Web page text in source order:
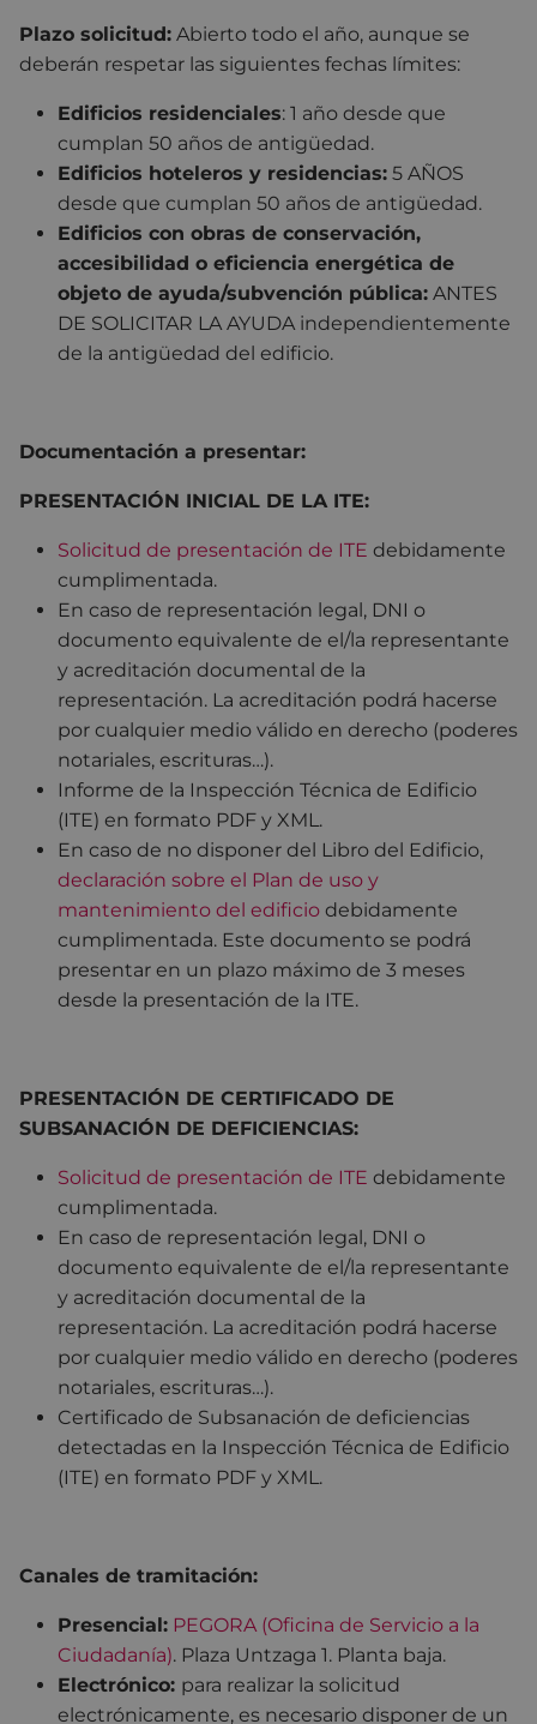
Plazo solicitud: Abierto todo el año, aunque se
deberán respetar las siguientes fechas límites:
Edificios residenciales: 1 año desde que
cumplan 50 años de antigüedad.
Edificios hoteleros y residencias: 5 AÑOS
desde que cumplan 50 años de antigüedad.
Edificios con obras de conservación,
accesibilidad o eficiencia energética de
objeto de ayuda/subvención pública: ANTES
DE SOLICITAR LA AYUDA independientemente
de la antigüedad del edificio.
Documentación a presentar:
PRESENTACIÓN INICIAL DE LA ITE:
Solicitud de presentación de ITE debidamente
cumplimentada.
En caso de representación legal, DNI o
documento equivalente de el/la representante
y acreditación documental de la
representación. La acreditación podrá hacerse
por cualquier medio válido en derecho (poderes
notariales, escrituras…).
Informe de la Inspección Técnica de Edificio
(ITE) en formato PDF y XML.
En caso de no disponer del Libro del Edificio,
declaración sobre el Plan de uso y
mantenimiento del edificio debidamente
cumplimentada. Este documento se podrá
presentar en un plazo máximo de 3 meses
desde la presentación de la ITE.
PRESENTACIÓN DE CERTIFICADO DE
SUBSANACIÓN DE DEFICIENCIAS:
Solicitud de presentación de ITE debidamente
cumplimentada.
En caso de representación legal, DNI o
documento equivalente de el/la representante
y acreditación documental de la
representación. La acreditación podrá hacerse
por cualquier medio válido en derecho (poderes
notariales, escrituras…).
Certificado de Subsanación de deficiencias
detectadas en la Inspección Técnica de Edificio
(ITE) en formato PDF y XML.
Canales de tramitación:
Presencial: PEGORA (Oficina de Servicio a la
Ciudadanía). Plaza Untzaga 1. Planta baja.
Electrónico: para realizar la solicitud
electrónicamente, es necesario disponer de un